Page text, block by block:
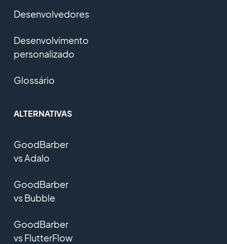
Desenvolvedores
Desenvolvimento
personalizado
Glossário
ALTERNATIVAS
GoodBarber
vs Adalo
GoodBarber
vs Bubble
GoodBarber
vs FlutterFlow